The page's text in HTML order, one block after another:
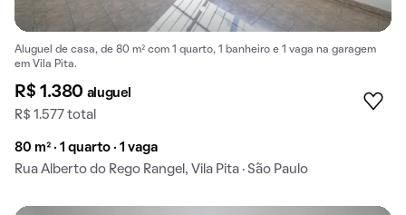
Aluguel de casa, de 80 m² com 1 quarto, 1 banheiro e 1 vaga na garagem
em Vila Pita.
R$ 1.380 aluguel
R$ 1.577 total
80 m² · 1 quarto · 1 vaga
Rua Alberto do Rego Rangel, Vila Pita · São Paulo